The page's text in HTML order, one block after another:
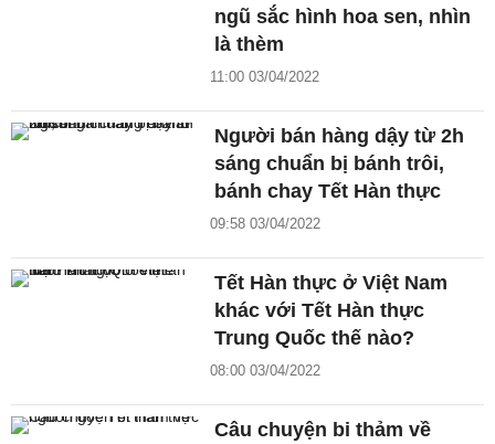
ngũ sắc hình hoa sen, nhìn
là thèm
11:00 03/04/2022
Người bán hàng dậy từ 2h
sáng chuẩn bị bánh trôi,
bánh chay Tết Hàn thực
09:58 03/04/2022
Tết Hàn thực ở Việt Nam
khác với Tết Hàn thực
Trung Quốc thế nào?
08:00 03/04/2022
Câu chuyện bi thảm về